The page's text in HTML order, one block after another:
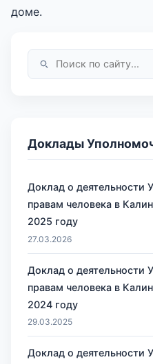
доме.
Доклады
Доклад о деятельности
правам человека в
2025 году
27.03.2026
Доклад о деятельности
правам человека в
2024 году
29.03.2025
Доклад о деятельности